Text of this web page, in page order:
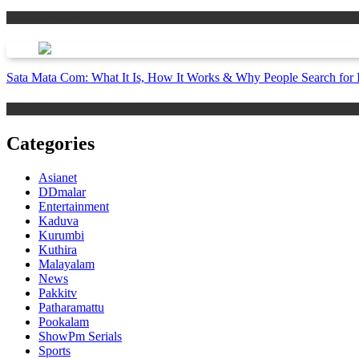
Sata Mata Com: What It Is, How It Works & Why People Search for
Categories
Asianet
DDmalar
Entertainment
Kaduva
Kurumbi
Kuthira
Malayalam
News
Pakkitv
Patharamattu
Pookalam
ShowPm Serials
Sports